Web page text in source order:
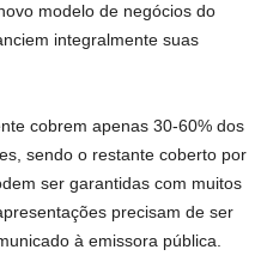
modelo de negócios do
integralmente suas
cobrem apenas 30-60% dos
sendo o restante coberto por
ser garantidas com muitos
precisam de ser
à emissora pública.